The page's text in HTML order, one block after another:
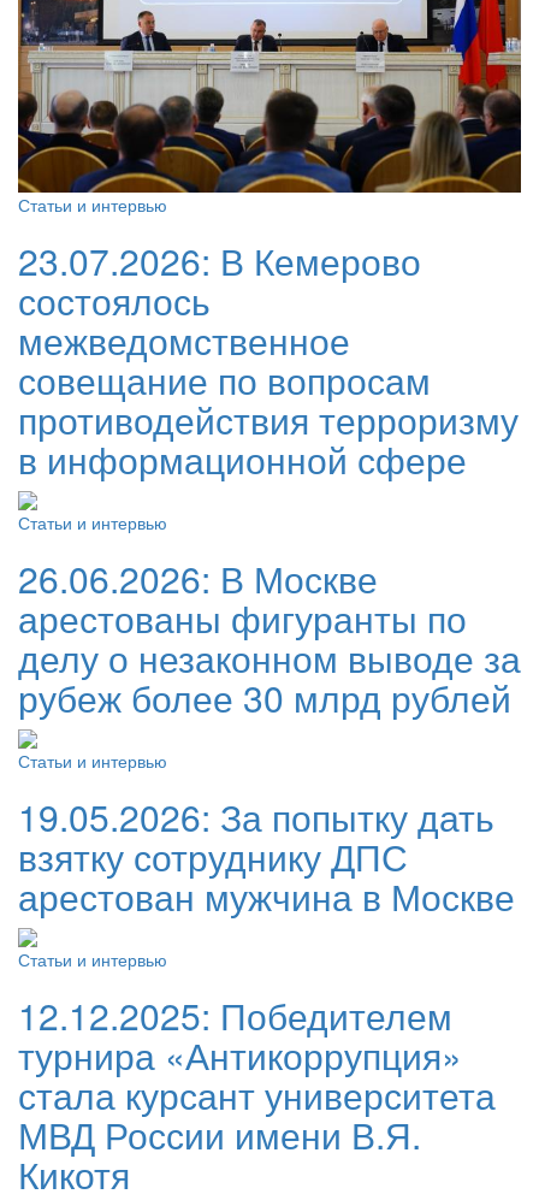
Статьи и интервью
23.07.2026: В Кемерово
состоялось
межведомственное
совещание по вопросам
противодействия терроризму
в информационной сфере
Статьи и интервью
26.06.2026: В Москве
арестованы фигуранты по
делу о незаконном выводе за
рубеж более 30 млрд рублей
Статьи и интервью
19.05.2026: За попытку дать
взятку сотруднику ДПС
арестован мужчина в Москве
Статьи и интервью
12.12.2025: Победителем
турнира «Антикоррупция»
стала курсант университета
МВД России имени В.Я.
Кикотя